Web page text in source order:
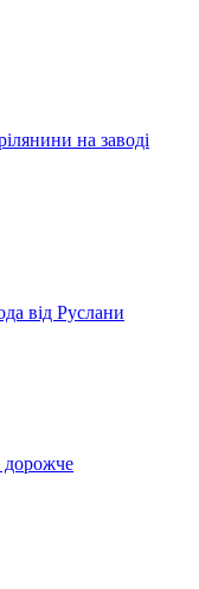
на заводі
від Руслани
дорожче